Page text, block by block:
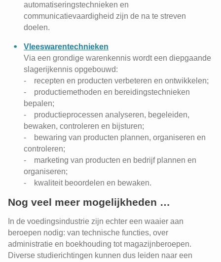
automatiseringstechnieken en
communicatievaardigheid zijn de na te streven
doelen.
Vleeswarentechnieken
Via een grondige warenkennis wordt een diepgaande
slagerijkennis opgebouwd:
- recepten en producten verbeteren en ontwikkelen;
- productiemethoden en bereidingstechnieken
bepalen;
- productieprocessen analyseren, begeleiden,
bewaken, controleren en bijsturen;
- bewaring van producten plannen, organiseren en
controleren;
- marketing van producten en bedrijf plannen en
organiseren;
- kwaliteit beoordelen en bewaken.
Nog veel meer mogelijkheden …
In de voedingsindustrie zijn echter een waaier aan
beroepen nodig: van technische functies, over
administratie en boekhouding tot magazijnberoepen.
Diverse studierichtingen kunnen dus leiden naar een